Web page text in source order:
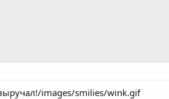
images/smilies/wink.gif